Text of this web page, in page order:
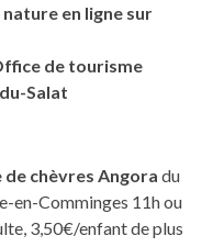
en ligne sur
de tourisme
Salat
chèvres Angora du
en-Comminges 11h ou
3,50€/enfant de plus